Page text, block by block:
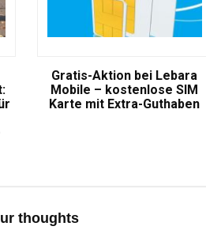
Gratis-Aktion bei Lebara
Mobile – kostenlose SIM
Karte mit Extra-Guthaben
thoughts